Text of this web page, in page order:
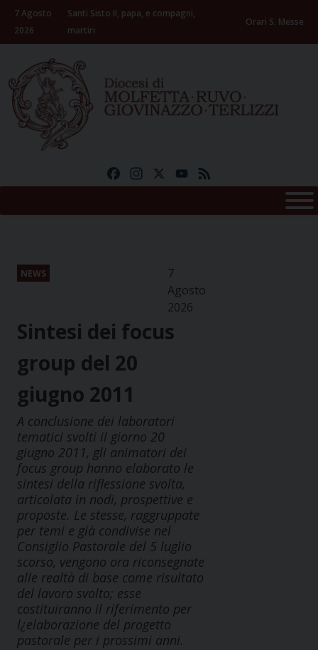
Skip
content
7 Agosto
2026
Santi Sisto II, papa, e compagni,
martiri
Orari S. Messe
FacebookInstagramYouTube
NEWS
7
Agosto
2026
Sintesi dei focus
group del 20
giugno 2011
A conclusione dei laboratori
tematici svolti il giorno 20
giugno 2011, gli animatori dei
focus group hanno elaborato le
sintesi della riflessione svolta,
articolata in nodi, prospettive e
proposte. Le stesse, raggruppate
per temi e già condivise nel
Consiglio Pastorale del 5 luglio
scorso, vengono ora riconsegnate
alle realtà di base come risultato
del lavoro svolto; esse
costituiranno il riferimento per
l¿elaborazione del progetto
pastorale per i prossimi anni.